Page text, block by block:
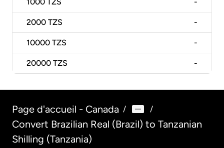
1000 TZS -
2000 TZS -
10000 TZS -
20000 TZS -
Page d'accueil - Canada / /
Convert Brazilian Real (Brazil) to Tanzanian
Shilling (Tanzania)